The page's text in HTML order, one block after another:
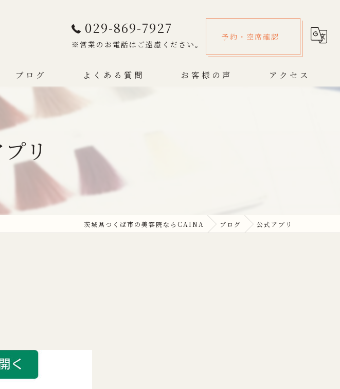
029-869-7927
※営業のお電話はご遠慮ください。
予約・空席確認
ブログ よくある質問 お客様の声 アクセス
リ
茨城県つくば市の美容院ならCAINA ブログ 公式アプリ